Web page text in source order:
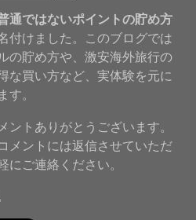
普通ではないポイントの貯め方
付けました。このブログでは
の貯め方や、激安海外旅行の
な買い方など、実体験を元に
す。
ントありがとうございます。
メントには返信させていただ
にご連絡ください。